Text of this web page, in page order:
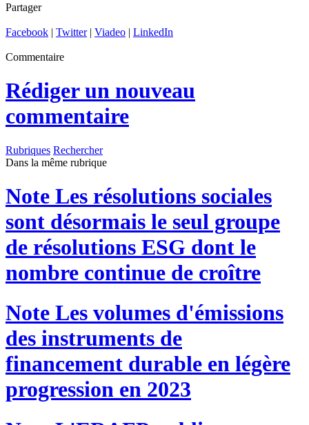
Partager
Facebook | Twitter| Viadeo | LinkedIn
Commentaire
Rédiger un nouveau
commentaire
Rubriques Rechercher
Dans la même rubrique
Note Les résolutions sociales
sont désormais le seul groupe
de résolutions ESG dont le
nombre continue de croître
Note Les volumes d'émissions
des instruments de
financement durable en légère
progression en 2023